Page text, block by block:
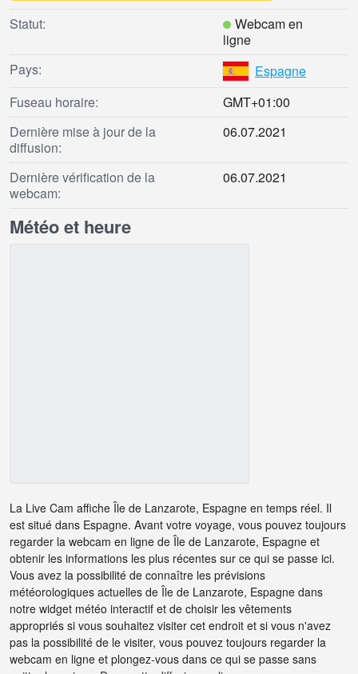
Statut:
Webcam en
ligne
Pays:
Espagne
Fuseau horaire:
GMT+01:00
Dernière mise à jour de la
diffusion:
06.07.2021
Dernière vérification de la
webcam:
06.07.2021
Météo et heure
La Live Cam affiche Île de Lanzarote, Espagne en temps réel. Il
est situé dans Espagne. Avant votre voyage, vous pouvez toujours
regarder la webcam en ligne de Île de Lanzarote, Espagne et
obtenir les informations les plus récentes sur ce qui se passe ici.
Vous avez la possibilité de connaître les prévisions
météorologiques actuelles de Île de Lanzarote, Espagne dans
notre widget météo interactif et de choisir les vêtements
appropriés si vous souhaitez visiter cet endroit et si vous n'avez
pas la possibilité de le visiter, vous pouvez toujours regarder la
webcam en ligne et plongez-vous dans ce qui se passe sans